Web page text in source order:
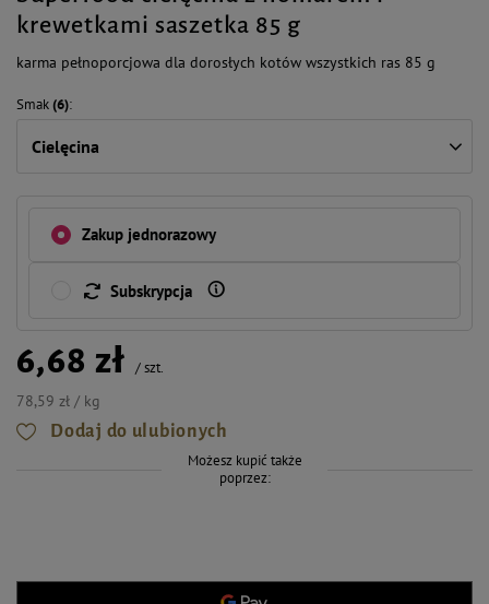
krewetkami saszetka 85 g
karma pełnoporcjowa dla dorosłych kotów wszystkich ras 85 g
Smak(6)
Cielęcina
Zakup jednorazowy
Subskrypcja
6,68 zł /szt.
78,59 zł / kg
Dodaj do ulubionych
Możesz kupić także
poprzez: